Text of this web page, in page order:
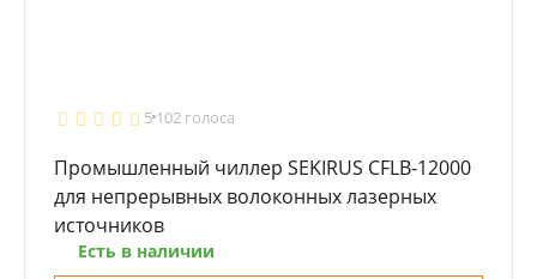
5 102 голоса
Промышленный чиллер SEKIRUS CFLB-12000
для непрерывных волоконных лазерных
источников
Есть в наличии